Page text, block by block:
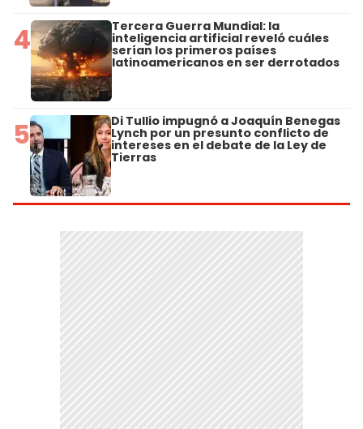
4 Tercera Guerra Mundial: la
inteligencia artificial reveló cuáles
serían los primeros países
latinoamericanos en ser derrotados
5 Di Tullio impugnó a Joaquín Benegas
Lynch por un presunto conflicto de
intereses en el debate de la Ley de
Tierras